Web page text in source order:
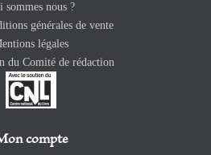
sommes nous ?
générales de vente
légales
du Comité de rédaction
compte